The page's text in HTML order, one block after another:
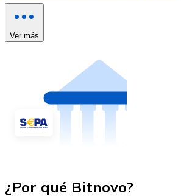
Ver más
¿Por qué Bitnovo?